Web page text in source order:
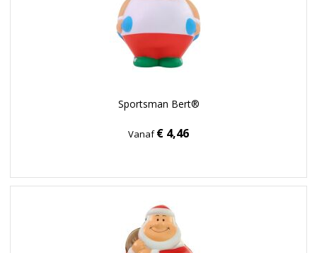
Sportsman Bert®
Vanaf€ 4,46